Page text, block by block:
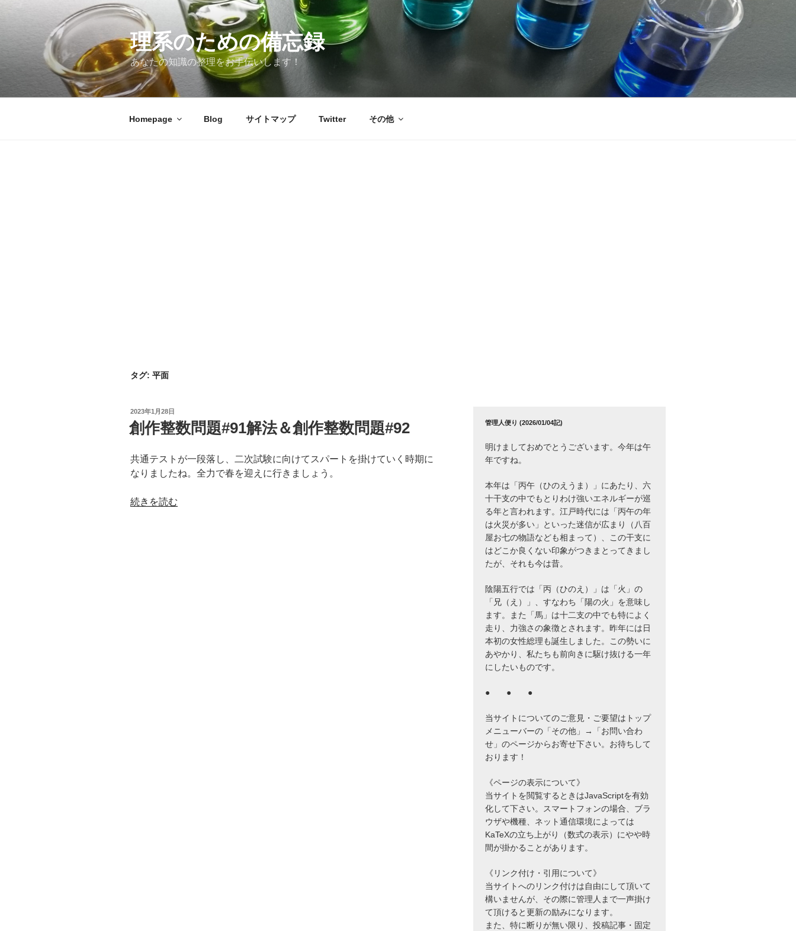
理系のための備忘録
あなたの知識の整理をお手伝いします！
Homepage Blog サイトマップ Twitter その他
タグ: 平面
投
稿
日:
2023年1月28日
創作整数問題#91解法＆創作整数問題#92
共通テストが一段落し、二次試験に向けてスパートを掛けていく時期に
なりましたね。全力で春を迎えに行きましょう。
“創
続きを読む
管理人便り (2026/01/04記)
明けましておめでとうございます。今年は午
年ですね。
本年は「丙午（ひのえうま）」にあたり、六
十干支の中でもとりわけ強いエネルギーが巡
る年と言われます。江戸時代には「丙午の年
は火災が多い」といった迷信が広まり（八百
屋お七の物語なども相まって）、この干支に
はどこか良くない印象がつきまとってきまし
たが、それも今は昔。
陰陽五行では「丙（ひのえ）」は「火」の
「兄（え）」、すなわち「陽の火」を意味し
ます。また「馬」は十二支の中でも特によく
走り、力強さの象徴とされます。昨年には日
本初の女性総理も誕生しました。この勢いに
あやかり、私たちも前向きに駆け抜ける一年
にしたいものです。
● ● ●
当サイトについてのご意見・ご要望はトップ
メニューバーの「その他」→「お問い合わ
せ」のページからお寄せ下さい。お待ちして
おります！
《ページの表示について》
当サイトを閲覧するときはJavaScriptを有効
化して下さい。スマートフォンの場合、ブラ
ウザや機種、ネット通信環境によっては
KaTeXの立ち上がり（数式の表示）にやや時
間が掛かることがあります。
《リンク付け・引用について》
当サイトへのリンク付けは自由にして頂いて
構いませんが、その際に管理人まで一声掛け
て頂けると更新の励みになります。
また、特に断りが無い限り、投稿記事・固定